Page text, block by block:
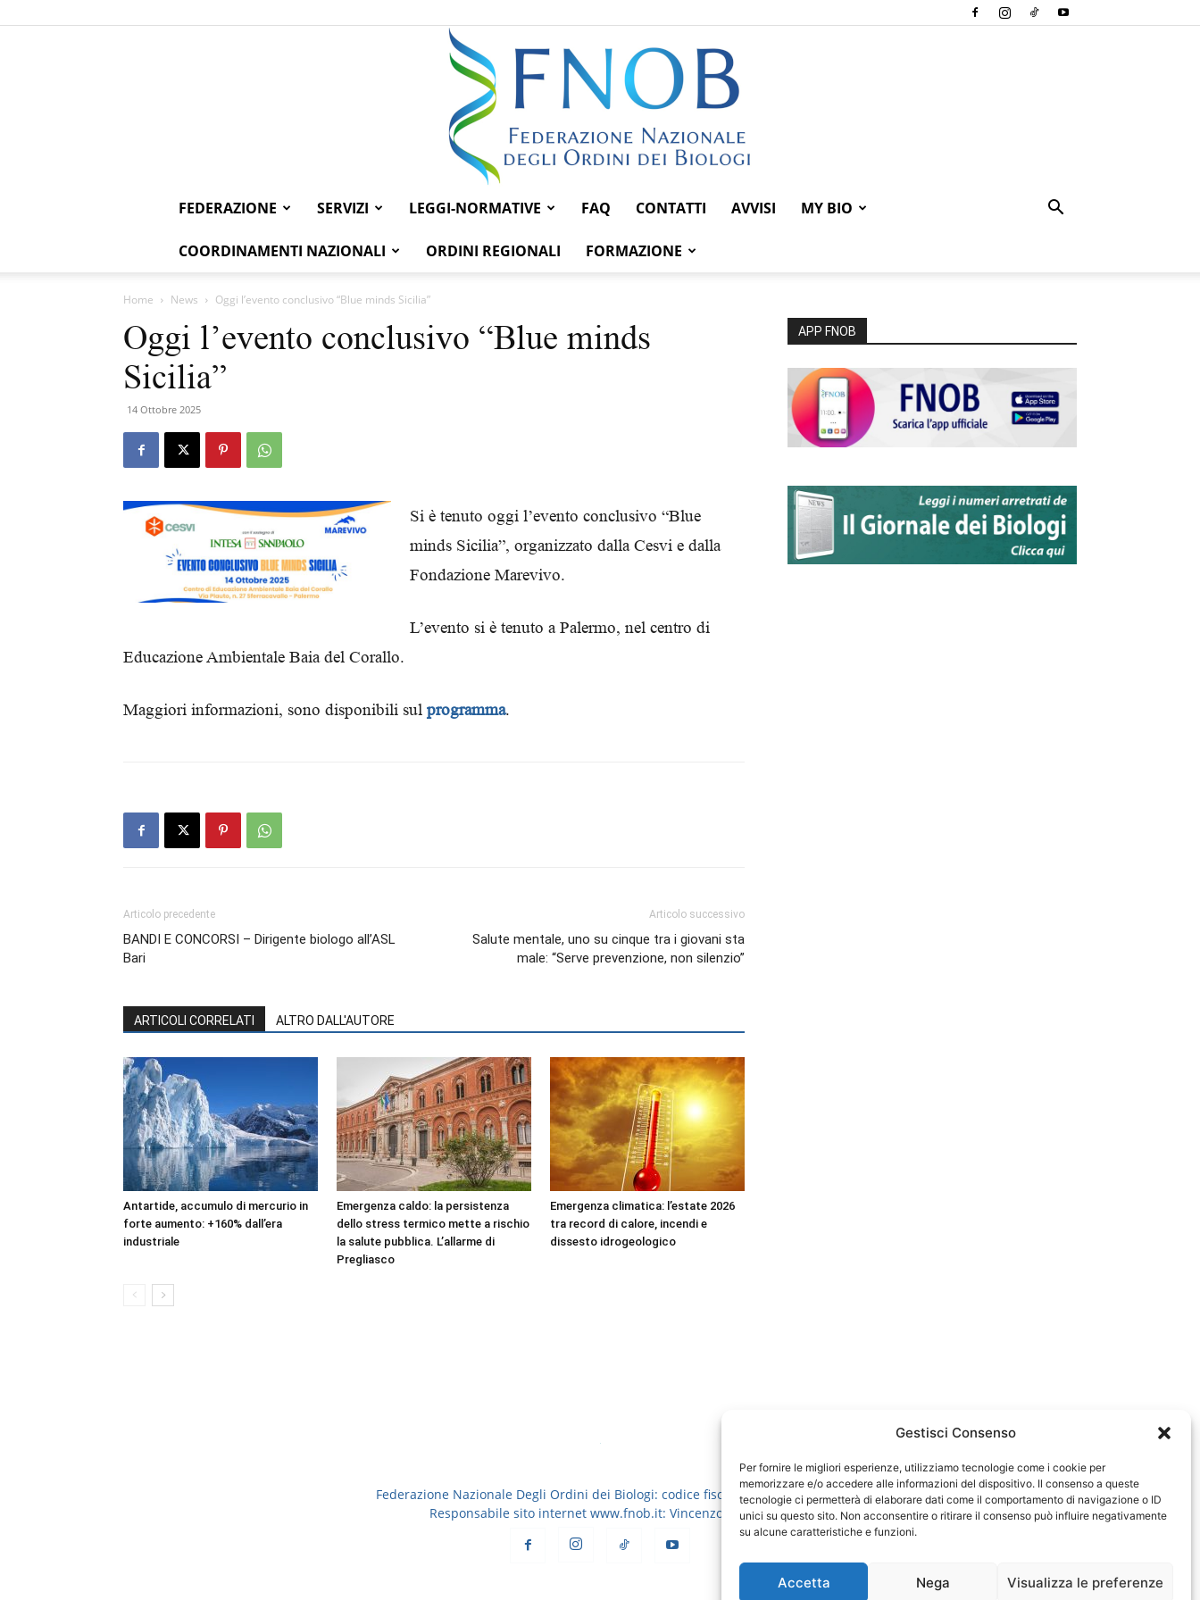
Gestisci Consenso
Per fornire le migliori esperienze, utilizziamo tecnologie come i cookie per
memorizzare e/o accedere alle informazioni del dispositivo. Il consenso a queste
tecnologie ci permetterà di elaborare dati come il comportamento di navigazione o ID
unici su questo sito. Non acconsentire o ritirare il consenso può influire negativamente
su alcune caratteristiche e funzioni.
Accetta Nega Visualizza le preferenze
Federazione
FEDERAZIONE SERVIZI LEGGI-NORMATIVE FAQ CONTATTI AVVISI MY BIO
COORDINAMENTI NAZIONALI ORDINI REGIONALI FORMAZIONE
Home News Oggi l’evento conclusivo “Blue minds Sicilia”
Oggi l’evento conclusivo “Blue minds
Sicilia”
14 Ottobre 2025
Si è tenuto oggi l’evento conclusivo “Blue
minds Sicilia”, organizzato dalla Cesvi e dalla
Fondazione Marevivo.
L’evento si è tenuto a Palermo, nel centro di
Educazione Ambientale Baia del Corallo.
Maggiori informazioni, sono disponibili sul programma.
Articolo precedente
BANDI E CONCORSI – Dirigente biologo all’ASL
Bari
Articolo successivo
Salute mentale, uno su cinque tra i giovani sta
male: “Serve prevenzione, non silenzio”
ARTICOLI CORRELATI ALTRO DALL'AUTORE
Antartide, accumulo di mercurio in
forte aumento: +160% dall’era
industriale
Emergenza caldo: la persistenza
dello stress termico mette a rischio
la salute pubblica. L’allarme di
Pregliasco
Emergenza climatica: l’estate 2026
tra record di calore, incendi e
dissesto idrogeologico
APP FNOB
Federazione Nazionale Degli Ordini dei Biologi: codice fiscale 80069130583
Responsabile sito internet www.fnob.it: Vincenzo D'Anna